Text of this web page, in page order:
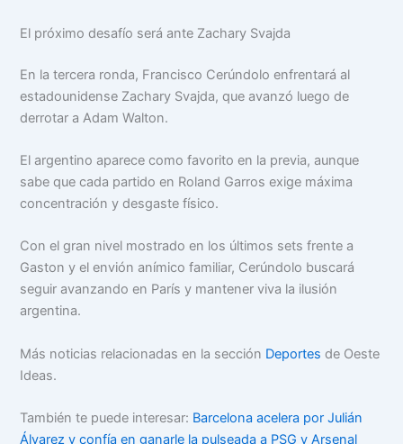
El próximo desafío será ante Zachary Svajda
En la tercera ronda, Francisco Cerúndolo enfrentará al
estadounidense Zachary Svajda, que avanzó luego de
derrotar a Adam Walton.
El argentino aparece como favorito en la previa, aunque
sabe que cada partido en Roland Garros exige máxima
concentración y desgaste físico.
Con el gran nivel mostrado en los últimos sets frente a
Gaston y el envión anímico familiar, Cerúndolo buscará
seguir avanzando en París y mantener viva la ilusión
argentina.
Más noticias relacionadas en la sección Deportes de Oeste
Ideas.
También te puede interesar: Barcelona acelera por Julián
Álvarez y confía en ganarle la pulseada a PSG y Arsenal